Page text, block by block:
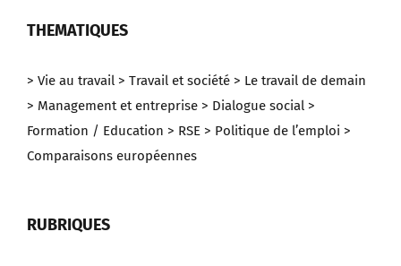
THEMATIQUES
> Vie au travail > Travail et société > Le travail de demain
> Management et entreprise > Dialogue social >
Formation / Education > RSE > Politique de l’emploi >
Comparaisons européennes
RUBRIQUES